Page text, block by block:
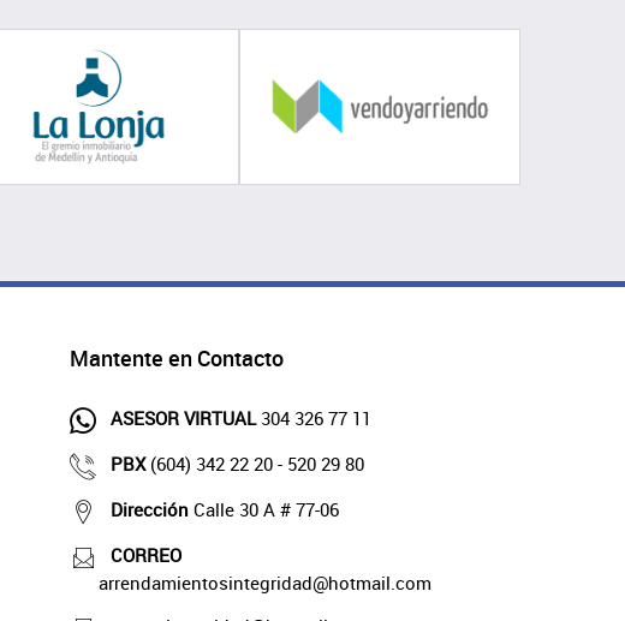
Mantente en Contacto
ASESOR VIRTUAL304 326 77 11
PBX (604) 342 22 20 - 520 29 80
Dirección Calle 30 A # 77-06
CORREO
arrendamientosintegridad@hotmail.com